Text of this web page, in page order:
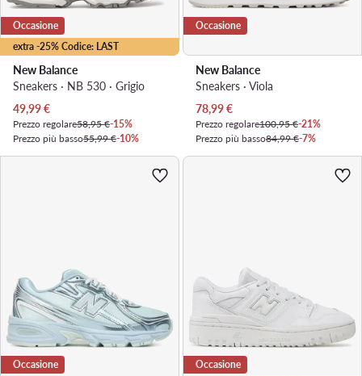
extra -25% Codice: LAST
Occasione
New Balance
Sneakers · NB 530 · Grigio
Prezzo attuale
49,99€
Prezzo regolare58,95 €-15%
Prezzo più basso55,99 €-10%
Occasione
New Balance
Sneakers · Viola
Prezzo attuale
78,99€
Prezzo regolare100,95 €-21%
Prezzo più basso84,99 €-7%
Occasione Occasione